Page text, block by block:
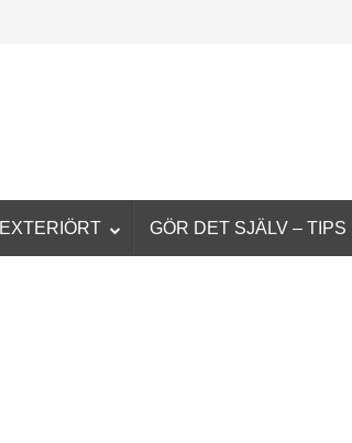
EXTERIÖRT GÖR DET SJÄLV – TIPS